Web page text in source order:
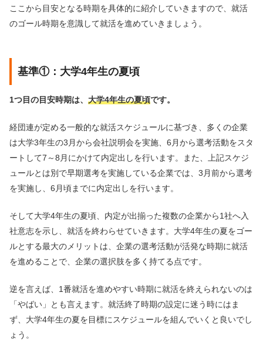
ここから目安となる時期を具体的に紹介していきますので、就活
のゴール時期を意識して就活を進めていきましょう。
基準①：大学4年生の夏頃
1つ目の目安時期は、 大学4年生の夏頃です。
経団連が定める一般的な就活スケジュールに基づき、多くの企業
は大学3年生の3月から会社説明会を実施、6月から選考活動をスタ
ートして7～8月にかけて内定出しを行います。また、上記スケジ
ュールとは別で早期選考を実施している企業では、3月前から選考
を実施し、6月頃までに内定出しを行います。
そして大学4年生の夏頃、内定が出揃った複数の企業から1社へ入
社意志を示し、就活を終わらせていきます。大学4年生の夏をゴー
ルとする最大のメリットは、企業の選考活動が活発な時期に就活
を進めることで、企業の選択肢を多く持てる点です。
逆を言えば、1番就活を進めやすい時期に就活を終えられないのは
「やばい」とも言えます。就活終了時期の設定に迷う時にはま
ず、大学4年生の夏を目標にスケジュールを組んでいくと良いでし
ょう。